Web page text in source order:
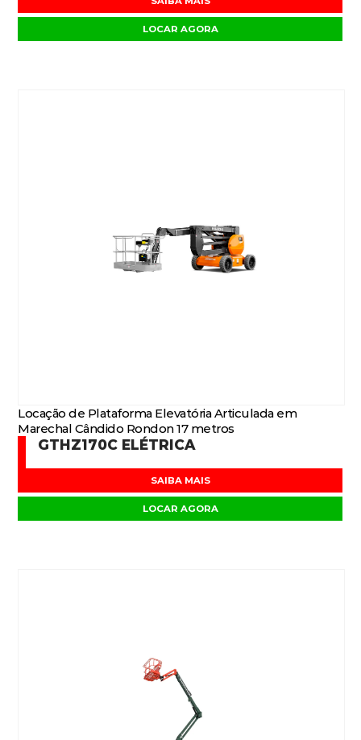
LOCAR AGORA
Locação de Plataforma Elevatória Articulada em
Marechal Cândido Rondon 17 metros
GTHZ170C ELÉTRICA
SAIBA MAIS
LOCAR AGORA